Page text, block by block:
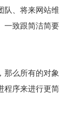
队、将来网站维
一致跟简洁简要
那么所有的对象
程序来进行更简